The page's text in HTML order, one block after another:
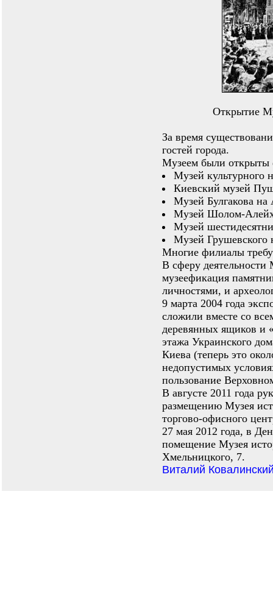
Открытие
За время
гостей города.
Музеем были
Музей культурного
Киевский музей
Музей Булгакова на
Музей Шолом-
Музей
Музей Грушевского
Многие филиалы
В сферу деятельности
музеефикация
личностями, и
9 марта 2004 года
сложили вместе со
деревянных ящиков и
этажа Украинского
Киева (теперь это
недопустимых
пользование
В августе 2011 года
размещению Музея
торгово-офисного
27 мая 2012 года, в
помещение Музея
Хмельницкого, 7.
Виталий